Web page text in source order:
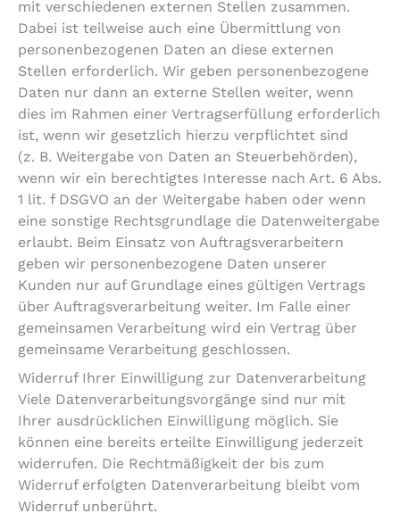
mit verschiedenen externen Stellen zusammen.
Dabei ist teilweise auch eine Übermittlung von
personenbezogenen Daten an diese externen
Stellen erforderlich. Wir geben personenbezogene
Daten nur dann an externe Stellen weiter, wenn
dies im Rahmen einer Vertragserfüllung erforderlich
ist, wenn wir gesetzlich hierzu verpflichtet sind
(z. B. Weitergabe von Daten an Steuerbehörden),
wenn wir ein berechtigtes Interesse nach Art. 6 Abs.
1 lit. f DSGVO an der Weitergabe haben oder wenn
eine sonstige Rechtsgrundlage die Datenweitergabe
erlaubt. Beim Einsatz von Auftragsverarbeitern
geben wir personenbezogene Daten unserer
Kunden nur auf Grundlage eines gültigen Vertrags
über Auftragsverarbeitung weiter. Im Falle einer
gemeinsamen Verarbeitung wird ein Vertrag über
gemeinsame Verarbeitung geschlossen.
Widerruf Ihrer Einwilligung zur Datenverarbeitung
Viele Datenverarbeitungsvorgänge sind nur mit
Ihrer ausdrücklichen Einwilligung möglich. Sie
können eine bereits erteilte Einwilligung jederzeit
widerrufen. Die Rechtmäßigkeit der bis zum
Widerruf erfolgten Datenverarbeitung bleibt vom
Widerruf unberührt.